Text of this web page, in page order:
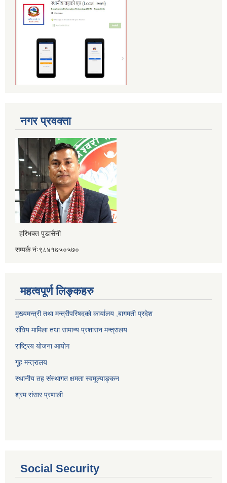
नगर प्रवक्ता
हरिभक्त पुडासैनी
सम्पर्क नंः९८४१७५०५७०
महत्वपूर्ण लिङ्कहरु
मुख्यमन्त्री तथा मन्त्रीपरिषदको कार्यालय ,बागमती प्रदेश
संघिय मामिला तथा सामान्य प्रशासन मन्त्रालय
राष्ट्रिय योजना आयोग
गूह मन्त्रालय
स्थानीय तह संस्थागत क्षमता स्वमूल्याङ्कन
श्रम संसार प्रणाली
Social Security